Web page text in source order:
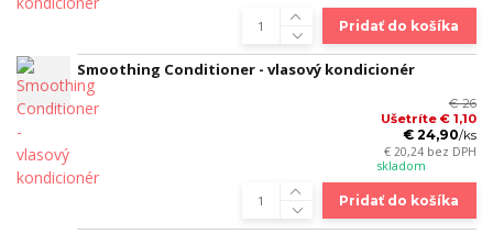
Pridať do košíka
Smoothing Conditioner - vlasový kondicionér
€ 26
Ušetríte € 1,10
€ 24,90/ks
€ 20,24 bez DPH
skladom
Pridať do košíka